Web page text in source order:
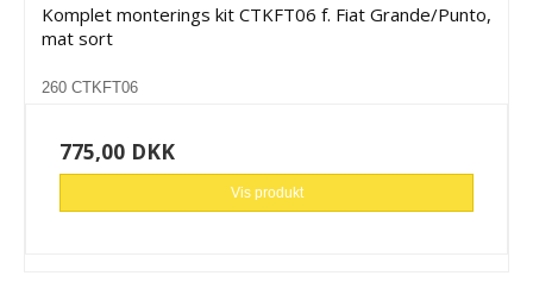
Komplet monterings kit CTKFT06 f. Fiat Grande/Punto,
mat sort
260 CTKFT06
775,00 DKK
Vis produkt